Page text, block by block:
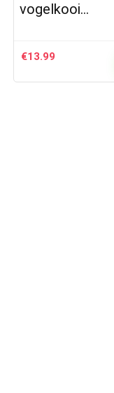
vogelkooi…
€13.99